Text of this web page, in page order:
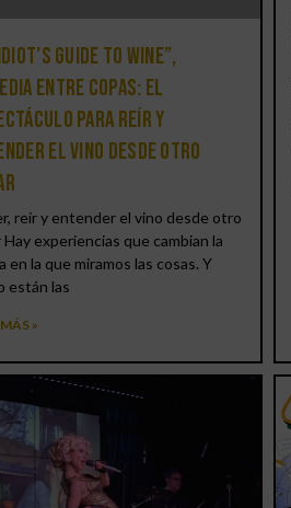
Guide to Wine”,
entre copas: el
para reír y
el vino desde otro
reír y entender el vino desde otro
Hay experiencias que cambian la
en la que miramos las cosas. Y
están las
»